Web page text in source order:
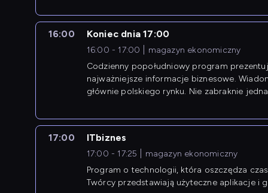
16:00 Koniec dnia 17:00
16:00 - 17:00
magazyn ekonomiczny
Codzienny popołudniowy program
najważniejsze informacje biznesowe.
głównie polskiego rynku. Nie zabraknie
17:00 ITbiznes
17:00 - 17:25
magazyn ekonomiczny
Program o technologii, która oszczędza
Twórcy przedstawiają użyteczne aplikacje i